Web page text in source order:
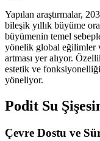
Yapılan araştırmalar,
bileşik yıllık büyüme
büyümenin temel
yönelik global eğilimler
artması yer alıyor.
estetik ve
yöneliyor.
Podit Su
Çevre Dostu ve